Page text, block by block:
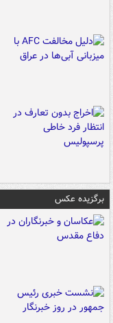
برگزیده عکس